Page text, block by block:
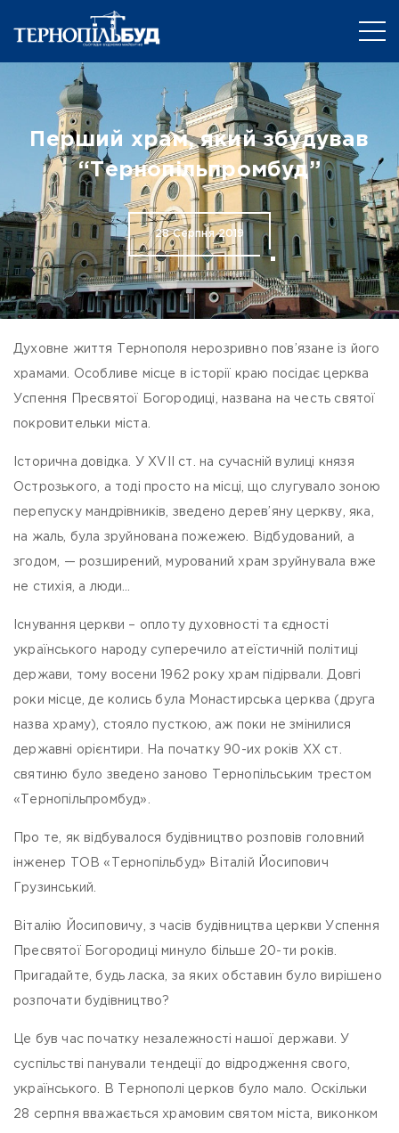
Перший храм, який збудував
“Тернопільпромбуд”
28 Серпня 2019
Духовне життя Тернополя нерозривно пов’язане із його
храмами. Особливе місце в історії краю посідає церква
Успення Пресвятої Богородиці, названа на честь святої
покровительки міста.
Історична довідка. У ХVII ст. на сучасній вулиці князя
Острозького, а тоді просто на місці, що слугувало зоною
перепуску мандрівників, зведено дерев’яну церкву, яка,
на жаль, була зруйнована пожежею. Відбудований, а
згодом, — розширений, мурований храм зруйнувала вже
не стихія, а люди…
Існування церкви – оплоту духовності та єдності
українського народу суперечило атеїстичній політиці
держави, тому восени 1962 року храм підірвали. Довгі
роки місце, де колись була Монастирська церква (друга
назва храму), стояло пусткою, аж поки не змінилися
державні орієнтири. На початку 90-их років ХХ ст.
святиню було зведено заново Тернопільським трестом
«Тернопільпромбуд».
Про те, як відбувалося будівництво розповів головний
інженер ТОВ «Тернопільбуд» Віталій Йосипович
Грузинський.
Віталію Йосиповичу, з часів будівництва церкви Успення
Пресвятої Богородиці минуло більше 20-ти років.
Пригадайте, будь ласка, за яких обставин було вирішено
розпочати будівництво?
Це був час початку незалежності нашої держави. У
суспільстві панували тендеції до відродження свого,
українського. В Тернополі церков було мало. Оскільки
28 серпня вважається храмовим святом міста, виконком